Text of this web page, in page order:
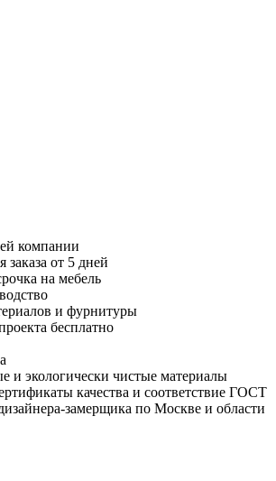
компании
заказа от 5 дней
на мебель
и фурнитуры
бесплатно
и экологически чистые материалы
качества и соответствие ГОСТ
замерщика по Москве и области